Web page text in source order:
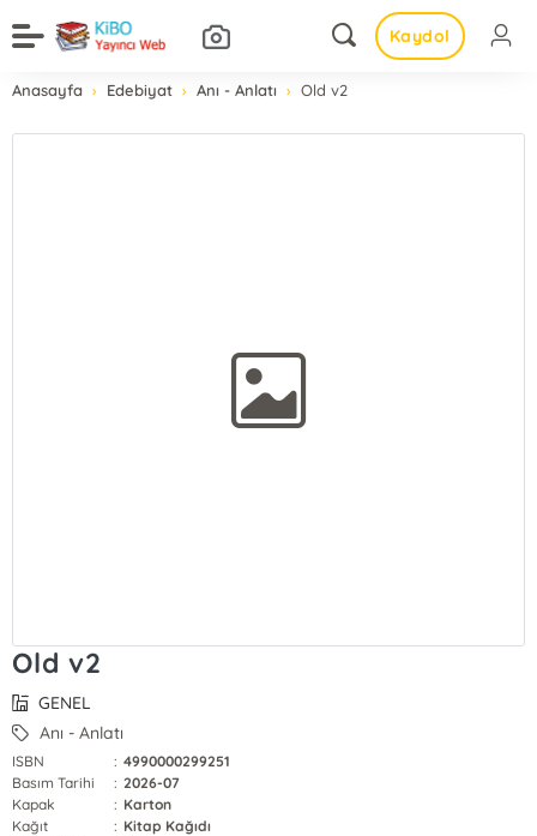
Kaydol
Anasayfa Edebiyat Anı - Anlatı Old v2
Old v2
GENEL
Anı - Anlatı
ISBN : 4990000299251
Basım Tarihi
: 2026-07
Kapak
: Karton
Kağıt
: Kitap Kağıdı